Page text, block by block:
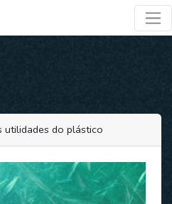
utilidades do plástico